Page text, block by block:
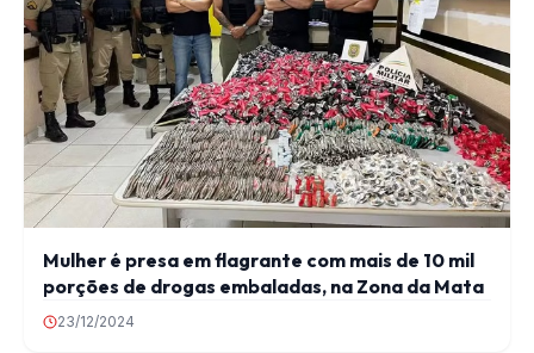
Mulher é presa em flagrante com mais de 10 mil
porções de drogas embaladas, na Zona da Mata
23/12/2024